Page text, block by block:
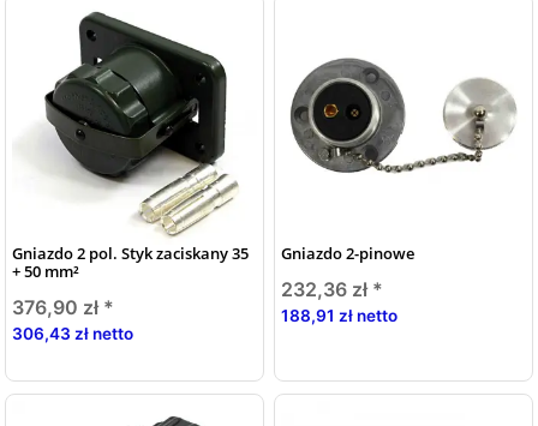
Gniazdo 2 pol. Styk zaciskany 35
+ 50 mm²
376,90 zł *
306,43 zł netto
Gniazdo 2-pinowe
232,36 zł *
188,91 zł netto